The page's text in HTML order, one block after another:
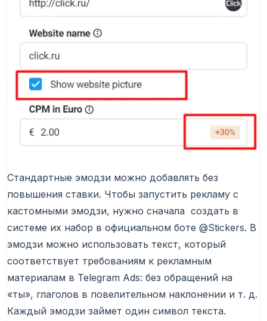
Стандартные эмодзи можно добавлять без
повышения ставки. Чтобы запустить рекламу с
кастомными эмодзи, нужно сначала создать в
системе их набор в официальном боте @Stickers. В
эмодзи можно использовать текст, который
соответствует требованиям к рекламным
материалам в Telegram Ads: без обращений на
«ты», глаголов в повелительном наклонении и т. д.
Каждый эмодзи займет один символ текста.